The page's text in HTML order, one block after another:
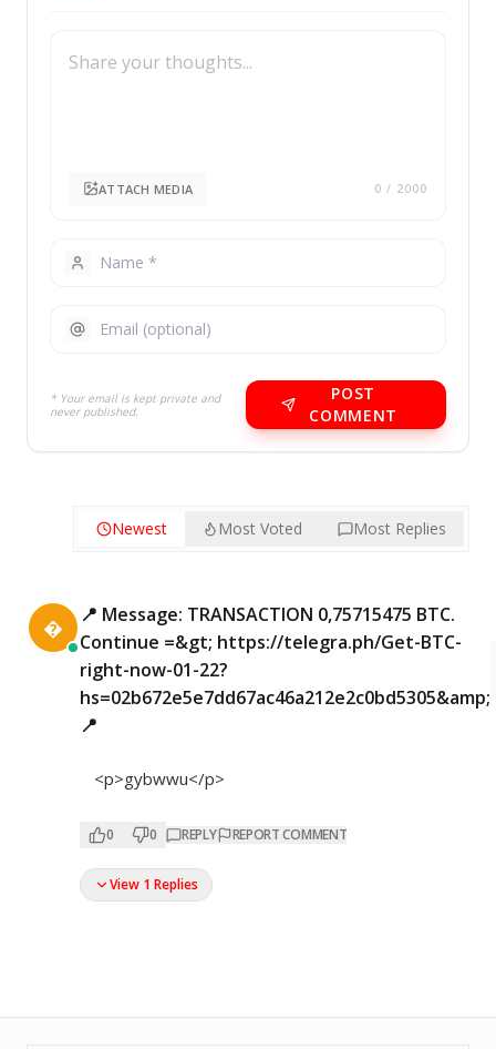
ATTACH MEDIA 0 / 2000
* Your email is kept private and
never published.
POST
COMMENT
Newest Most Voted Most Replies

📍 Message: TRANSACTION 0,75715475 BTC.
Continue =&gt; https://telegra.ph/Get-BTC-
right-now-01-22?
hs=02b672e5e7dd67ac46a212e2c0bd5305&amp;
📍
<p>gybwwu</p>
0 0 REPLY REPORT COMMENT
View 1 Replies